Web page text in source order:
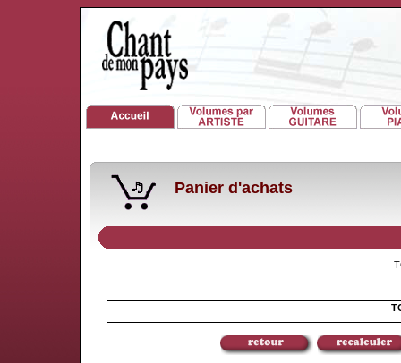
Panier d'achats